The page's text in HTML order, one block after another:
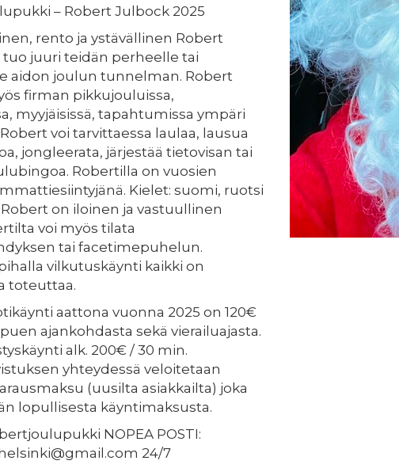
– Robert Julbock 2025
rento ja ystävällinen Robert
juuri teidän perheelle tai
aidon joulun tunnelman. Robert
firman pikkujouluissa,
myyjäisissä, tapahtumissa ympäri
voi tarvittaessa laulaa, lausua
jongleerata, järjestää tietovisan tai
Robertilla on vuosien
Kielet: suomi, ruotsi
on iloinen ja vastuullinen
voi myös tilata
tai facetimepuhelun.
vilkutuskäynti kaikki on
toteuttaa.
aattona vuonna 2025 on 120€
ajankohdasta sekä vierailuajasta.
alk. 200€ / 30 min.
yhteydessä veloitetaan
(uusilta asiakkailta) joka
lopullisesta käyntimaksusta.
NOPEA POSTI:
24/7